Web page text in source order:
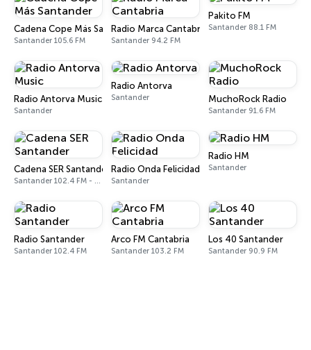
Cadena Cope Más Santander
Santander 105.6 FM
Radio Marca Cantabria
Santander 94.2 FM
Pakito FM
Santander 88.1 FM
Radio Antorva Music
Santander
Radio Antorva
Santander MuchoRock Radio
Santander 91.6 FM
Cadena SER Santander
Santander 102.4 FM - 1485 AM
Radio Onda Felicidad
Santander
Radio HM
Santander
Radio Santander
Santander 102.4 FM
Arco FM Cantabria
Santander 103.2 FM
Los 40 Santander
Santander 90.9 FM